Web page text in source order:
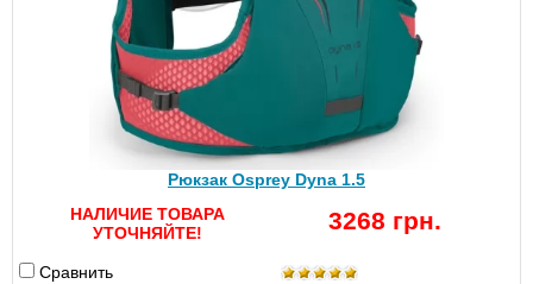
Рюкзак Osprey Dyna 1.5
НАЛИЧИЕ ТОВАРА
УТОЧНЯЙТЕ!
3268 грн.
Сравнить